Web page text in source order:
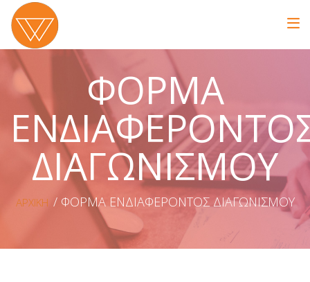
ΦΟΡΜΑ
ΔΙΑΓΩΝΙΣΜΟΥ
ΑΡΧΙΚΗ ΦΟΡΜΑ ΕΝΔΙΑΦΕΡΟΝΤΟΣ ΔΙΑΓΩΝΙΣΜΟΥ